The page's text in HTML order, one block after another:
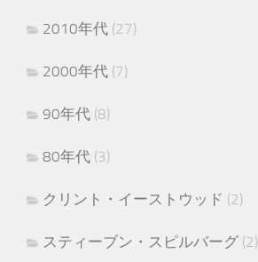
2010年代 (27)
2000年代 (7)
90年代 (8)
80年代 (3)
クリント・イーストウッド (2)
スティーブン・スピルバーグ (2)